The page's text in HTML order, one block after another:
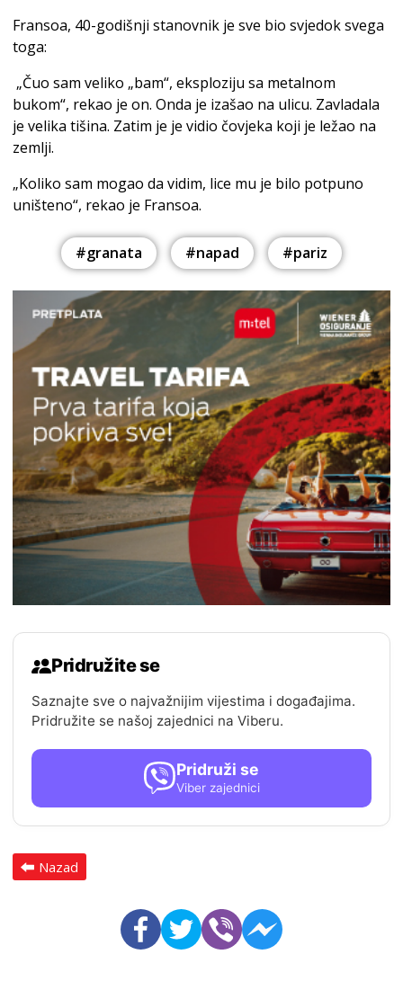
Fransoa, 40-godišnji stanovnik je sve bio svjedok svega
toga:
„Čuo sam veliko „bam“, eksploziju sa metalnom
bukom“, rekao je on. Onda je izašao na ulicu. Zavladala
je velika tišina. Zatim je je vidio čovjeka koji je ležao na
zemlji.
„Koliko sam mogao da vidim, lice mu je bilo potpuno
uništeno“, rekao je Fransoa.
#granata #napad #pariz
Pridružite se
Saznajte sve o najvažnijim vijestima i događajima.
Pridružite se našoj zajednici na Viberu.
Pridruži se
Viber zajednici
Nazad